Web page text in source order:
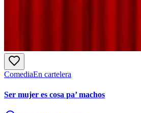
ComediaEn cartelera
Ser mujer es cosa pa’ machos